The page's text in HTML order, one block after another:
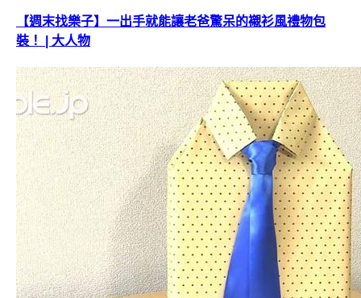
【週末找樂子】一出手就能讓老爸驚呆的襯衫風禮物包
裝！ | 大人物